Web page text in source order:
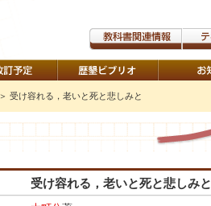
＞ 受け容れる，老いと死と悲しみと
受け容れる，老いと死と悲しみと